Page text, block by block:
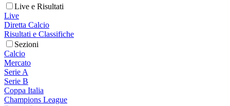
Live e Risultati
Live
Diretta Calcio
Risultati e Classifiche
Sezioni
Calcio
Mercato
Serie A
Serie B
Coppa Italia
Champions League